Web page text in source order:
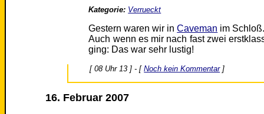
Kategorie: Verrueckt
Gestern waren wir inCaveman im
Auch wenn es mir nach fast zwei
ging: Das war sehr lustig!
[ 08 Uhr 13 ] - [Noch kein Kommentar]
16. Februar 2007